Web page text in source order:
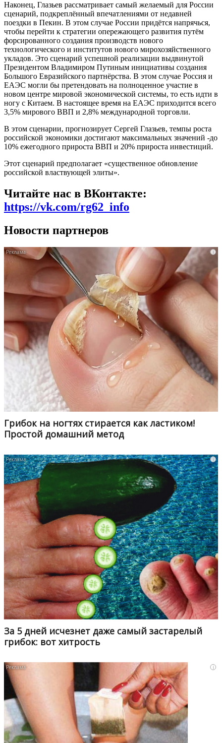
Наконец, Глазьев рассматривает самый желаемый для России
сценарий, подкреплённый впечатлениями от недавней
поездки в Пекин. В этом случае России придётся напрячься,
чтобы перейти к стратегии опережающего развития путём
форсированного создания производств нового
технологического и институтов нового мирохозяйственного
укладов. Это сценарий успешной реализации выдвинутой
Президентом Владимиром Путиным инициативы создания
Большого Евразийского партнёрства. В этом случае Россия и
ЕАЭС могли бы претендовать на полноценное участие в
новом центре мировой экономической системы, то есть идти в
ногу с Китаем. В настоящее время на ЕАЭС приходится всего
3,5% мирового ВВП и 2,8% международной торговли.
В этом сценарии, прогнозирует Сергей Глазьев, темпы роста
российской экономики достигают максимальных значений -до
10% ежегодного прироста ВВП и 20% прироста инвестиций.
Этот сценарий предполагает «существенное обновление
российской властвующей элиты».
Читайте нас в ВКонтакте:
https://vk.com/rg62_info
Новости партнеров
i
Грибок на ногтях стирается как ластиком!
Простой домашний метод
i
За 5 дней исчезнет даже самый застарелый
грибок: вот хитрость
i